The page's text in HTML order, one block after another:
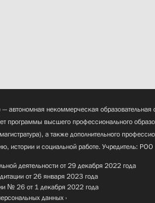
— автономная некоммерческая образовательная
программы высшего профессионального
а также дополнительного
истории и социальной работе. Учредитель: РОО
деятельности от 29 декабря 2022 года
от 26 января 2023 года
№ 26 от 1 декабря 2022 года
данных